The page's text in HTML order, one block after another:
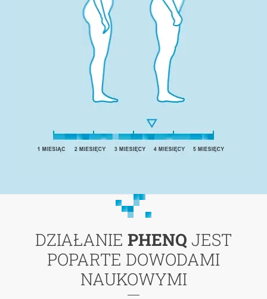
DZIAŁANIE PHENQ JEST
POPARTE DOWODAMI
NAUKOWYMI